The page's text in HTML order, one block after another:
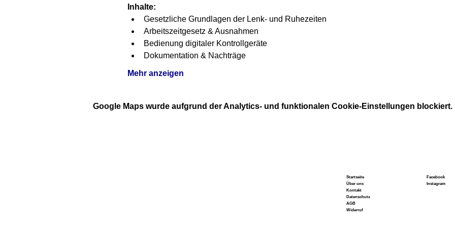
Inhalte:
Gesetzliche Grundlagen der Lenk- und Ruhezeiten
Arbeitszeitgesetz & Ausnahmen
Bedienung digitaler Kontrollgeräte
Dokumentation & Nachträge
Mehr anzeigen
Google Maps wurde aufgrund der Analytics- und funktionalen Cookie-Einstellungen blockiert.
Startseite
Über uns
Kontakt
Datenschutz
AGB
Widerruf
Facebook
Instagram